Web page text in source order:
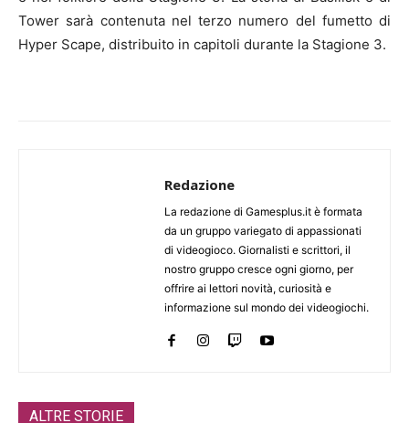
Tower sarà contenuta nel terzo numero del fumetto di
Hyper Scape, distribuito in capitoli durante la Stagione 3.
Redazione
La redazione di Gamesplus.it è formata
da un gruppo variegato di appassionati
di videogioco. Giornalisti e scrittori, il
nostro gruppo cresce ogni giorno, per
offrire ai lettori novità, curiosità e
informazione sul mondo dei videogiochi.
ALTRE STORIE